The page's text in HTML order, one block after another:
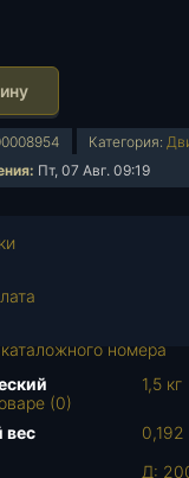
Категория:
Пт, 07 Авг. 09:19
номера
(0)
1,5 кг
0,192
Д: